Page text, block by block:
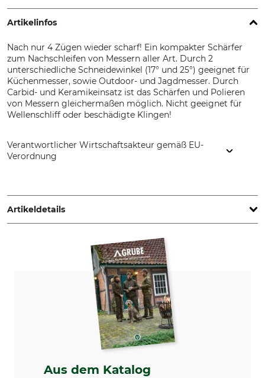
Artikelinfos
Nach nur 4 Zügen wieder scharf! Ein kompakter Schärfer
zum Nachschleifen von Messern aller Art. Durch 2
unterschiedliche Schneidewinkel (17° und 25°) geeignet für
Küchenmesser, sowie Outdoor- und Jagdmesser. Durch
Carbid- und Keramikeinsatz ist das Schärfen und Polieren
von Messern gleichermaßen möglich. Nicht geeignet für
Wellenschliff oder beschädigte Klingen!
Verantwortlicher Wirtschaftsakteur gemäß EU-
Verordnung
Germany, www.carl-walther.de
Artikeldetails
Produkttyp
Messerschärfer
Modellbezeichnung
Aus dem Katalog